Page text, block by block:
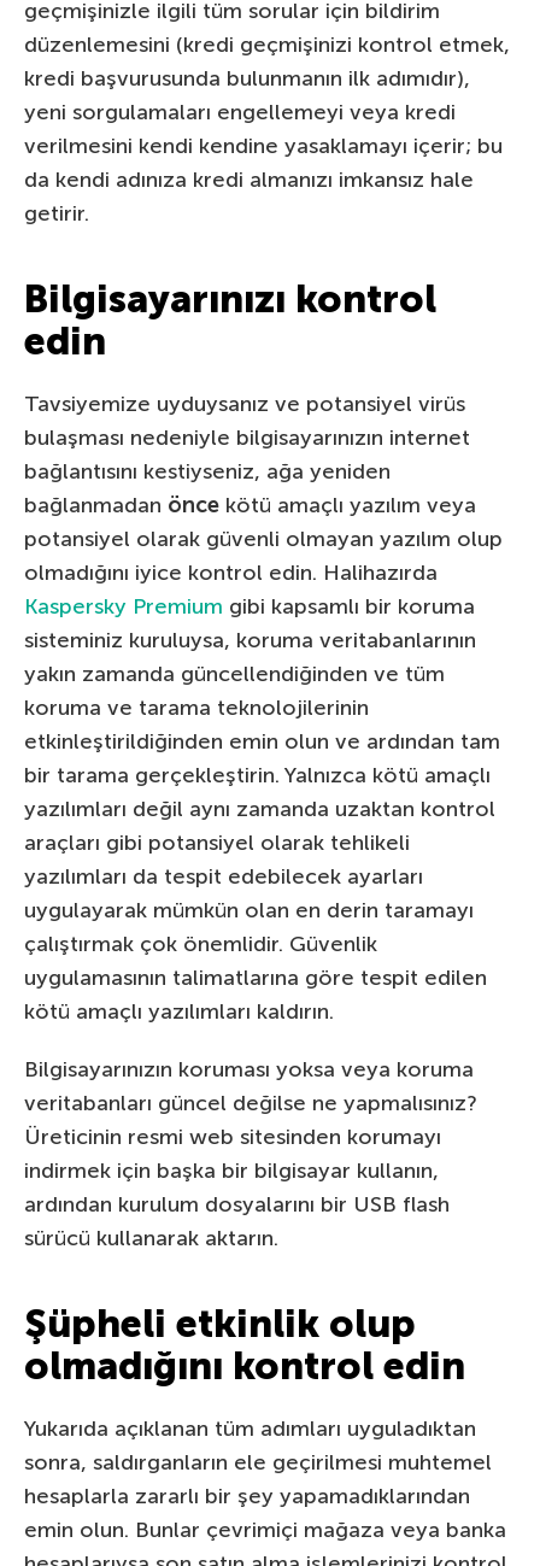
geçmişinizle ilgili tüm sorular için bildirim
düzenlemesini (kredi geçmişinizi kontrol etmek,
kredi başvurusunda bulunmanın ilk adımıdır),
yeni sorgulamaları engellemeyi veya kredi
verilmesini kendi kendine yasaklamayı içerir; bu
da kendi adınıza kredi almanızı imkansız hale
getirir.
Bilgisayarınızı kontrol
edin
Tavsiyemize uyduysanız ve potansiyel virüs
bulaşması nedeniyle bilgisayarınızın internet
bağlantısını kestiyseniz, ağa yeniden
bağlanmadan önce kötü amaçlı yazılım veya
potansiyel olarak güvenli olmayan yazılım olup
olmadığını iyice kontrol edin. Halihazırda
Kaspersky Premium gibi kapsamlı bir koruma
sisteminiz kuruluysa, koruma veritabanlarının
yakın zamanda güncellendiğinden ve tüm
koruma ve tarama teknolojilerinin
etkinleştirildiğinden emin olun ve ardından tam
bir tarama gerçekleştirin. Yalnızca kötü amaçlı
yazılımları değil aynı zamanda uzaktan kontrol
araçları gibi potansiyel olarak tehlikeli
yazılımları da tespit edebilecek ayarları
uygulayarak mümkün olan en derin taramayı
çalıştırmak çok önemlidir. Güvenlik
uygulamasının talimatlarına göre tespit edilen
kötü amaçlı yazılımları kaldırın.
Bilgisayarınızın koruması yoksa veya koruma
veritabanları güncel değilse ne yapmalısınız?
Üreticinin resmi web sitesinden korumayı
indirmek için başka bir bilgisayar kullanın,
ardından kurulum dosyalarını bir USB flash
sürücü kullanarak aktarın.
Şüpheli etkinlik olup
olmadığını kontrol edin
Yukarıda açıklanan tüm adımları uyguladıktan
sonra, saldırganların ele geçirilmesi muhtemel
hesaplarla zararlı bir şey yapamadıklarından
emin olun. Bunlar çevrimiçi mağaza veya banka